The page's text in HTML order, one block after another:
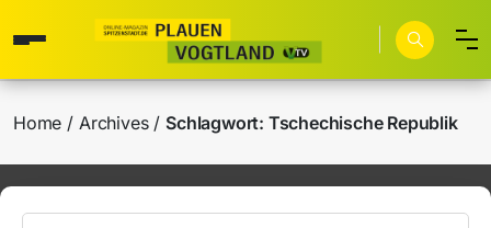
Home Archives Schlagwort: Tschechische Republik